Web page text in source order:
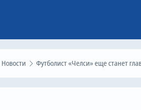
Новости Футболист «Челси» еще станет главной